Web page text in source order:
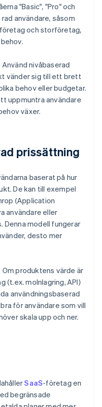
"Basic", "Pro" och
användare, såsom
och storföretag,
Använd nivåbaserad
vänder sig till ett brett
behov eller budgetar.
uppmuntra användare
växer.
prissättning
baserat på hur
De kan till exempel
(Application
användare eller
Denna modell fungerar
desto mer
Om produktens värde är
(t.ex. molnlagring, API)
användningsbaserad
för användare som vill
skala upp och ner.
SaaS-företag en
begränsade